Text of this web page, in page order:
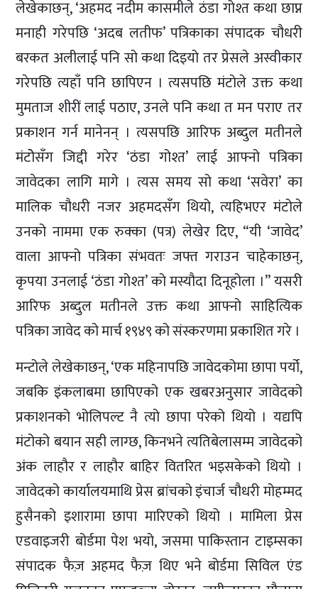
लेखेकाछन्, ‘अहमद नदीम कासमीले ठंडा गोश्त कथा छाप्न
मनाही गरेपछि ‘अदब लतीफ’ पत्रिकाका संपादक चौधरी
बरकत अलीलाई पनि सो कथा दिइयो तर प्रेसले अस्वीकार
गरेपछि त्यहाँ पनि छापिएन । त्यसपछि मंटोले उक्त कथा
मुमताज शीरीं लाई पठाए, उनले पनि कथा त मन पराए तर
प्रकाशन गर्न मानेनन् । त्यसपछि आरिफ अब्दुल मतीनले
मंटोेसँग जिद्दी गरेर ‘ठंडा गोश्त’ लाई आफ्नो पत्रिका
जावेदका लागि मागे । त्यस समय सो कथा ‘सवेरा’ का
मालिक चौधरी नजर अहमदसँग थियो, त्यहिभएर मंटोले
उनको नाममा एक रुक्का (पत्र) लेखेर दिए, “यी ‘जावेद’
वाला आफ्नो पत्रिका संभवतः जफ्त गराउन चाहेकाछन्,
कृपया उनलाई ‘ठंडा गोश्त’ को मस्यौदा दिनूहोला ।” यसरी
आरिफ अब्दुल मतीनले उक्त कथा आफ्नो साहित्यिक
पत्रिका जावेद को मार्च १९४९ को संस्करणमा प्रकाशित गरे ।
मन्टोले लेखेकाछन्, ‘एक महिनापछि जावेदकोमा छापा पर्यो,
जबकि इंकलाबमा छापिएको एक खबरअनुसार जावेदको
प्रकाशनको भोलिपल्ट नै त्यो छापा परेको थियो । यद्यपि
मंटोको बयान सही लाग्छ, किनभने त्यतिबेलासम्म जावेदको
अंक लाहौर र लाहौर बाहिर वितरित भइसकेको थियो ।
जावेदको कार्यालयमाथि प्रेस ब्रांचको इंचार्ज चौधरी मोहम्मद
हुसैनको इशारामा छापा मारिएको थियो । मामिला प्रेस
एडवाइजरी बोर्डमा पेश भयो, जसमा पाकिस्तान टाइम्सका
संपादक फैज़ अहमद फैज़ थिए भने बोर्डमा सिविल एंड